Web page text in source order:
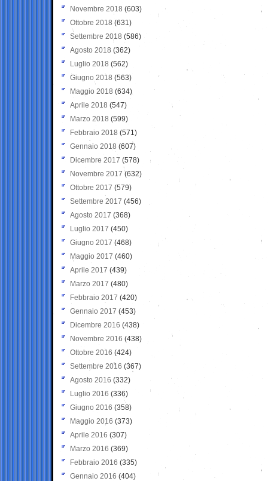
Novembre 2018 (603)
Ottobre 2018 (631)
Settembre 2018 (586)
Agosto 2018 (362)
Luglio 2018 (562)
Giugno 2018 (563)
Maggio 2018 (634)
Aprile 2018 (547)
Marzo 2018 (599)
Febbraio 2018 (571)
Gennaio 2018 (607)
Dicembre 2017 (578)
Novembre 2017 (632)
Ottobre 2017 (579)
Settembre 2017 (456)
Agosto 2017 (368)
Luglio 2017 (450)
Giugno 2017 (468)
Maggio 2017 (460)
Aprile 2017 (439)
Marzo 2017 (480)
Febbraio 2017 (420)
Gennaio 2017 (453)
Dicembre 2016 (438)
Novembre 2016 (438)
Ottobre 2016 (424)
Settembre 2016 (367)
Agosto 2016 (332)
Luglio 2016 (336)
Giugno 2016 (358)
Maggio 2016 (373)
Aprile 2016 (307)
Marzo 2016 (369)
Febbraio 2016 (335)
Gennaio 2016 (404)